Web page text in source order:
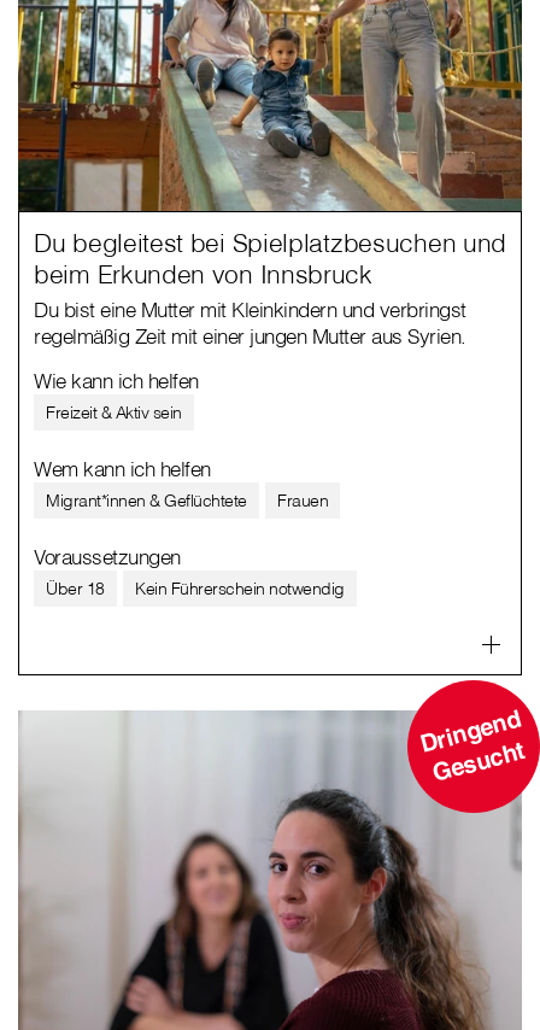
Du begleitest bei Spielplatzbesuchen und
beim Erkunden von Innsbruck
Du bist eine Mutter mit Kleinkindern und verbringst
regelmäßig Zeit mit einer jungen Mutter aus Syrien.
Wie kann ich helfen
Freizeit & Aktiv sein
Wem kann ich helfen
Migrant*innen & Geflüchtete Frauen
Voraussetzungen
Über 18 Kein Führerschein notwendig
D
ri
n
g
e
n
d
G
e
s
u
c
ht